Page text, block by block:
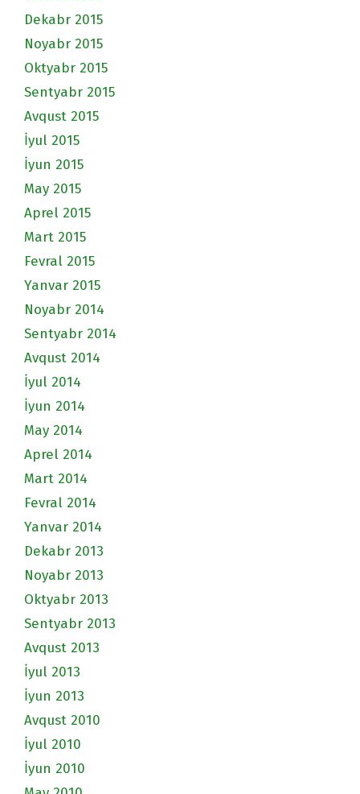
Dekabr 2015
Noyabr 2015
Oktyabr 2015
Sentyabr 2015
Avqust 2015
İyul 2015
İyun 2015
May 2015
Aprel 2015
Mart 2015
Fevral 2015
Yanvar 2015
Noyabr 2014
Sentyabr 2014
Avqust 2014
İyul 2014
İyun 2014
May 2014
Aprel 2014
Mart 2014
Fevral 2014
Yanvar 2014
Dekabr 2013
Noyabr 2013
Oktyabr 2013
Sentyabr 2013
Avqust 2013
İyul 2013
İyun 2013
Avqust 2010
İyul 2010
İyun 2010